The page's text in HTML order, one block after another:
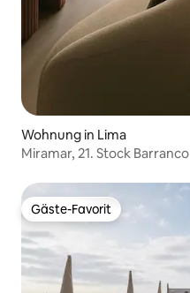
Wohnung in Lima
Miramar, 21. Stock Barranco
Gäste-Favorit
Gäste-Favorit